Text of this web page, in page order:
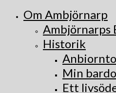
Om Ambjörnarp
Ambjörnarps
Historik
Min
Ett